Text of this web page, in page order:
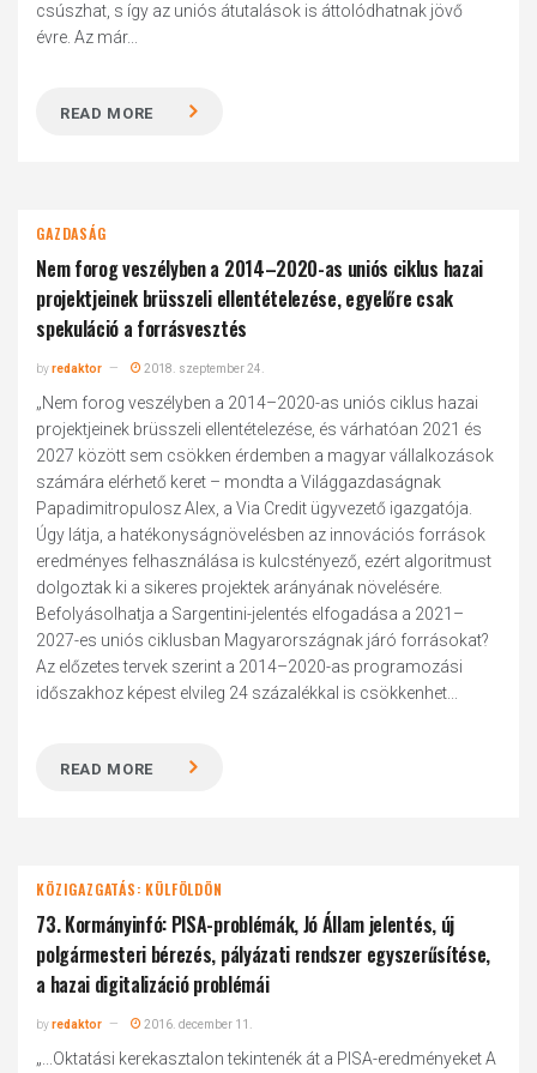
csúszhat, s így az uniós átutalások is áttolódhatnak jövő
évre. Az már...
READ MORE
GAZDASÁG
Nem forog veszélyben a 2014–2020-as uniós ciklus hazai
projektjeinek brüsszeli ellentételezése, egyelőre csak
spekuláció a forrásvesztés
byredaktor 2018. szeptember 24.
„Nem forog veszélyben a 2014–2020-as uniós ciklus hazai
projektjeinek brüsszeli ellentételezése, és várhatóan 2021 és
2027 között sem csökken érdemben a magyar vállalkozások
számára elérhető keret – mondta a Világgazdaságnak
Papadimitropulosz Alex, a Via Credit ügyvezető igazgatója.
Úgy látja, a hatékonyságnövelésben az innovációs források
eredményes felhasználása is kulcstényező, ezért algoritmust
dolgoztak ki a sikeres projektek arányának növelésére.
Befolyásolhatja a Sargentini-jelentés elfogadása a 2021–
2027-es uniós ciklusban Magyarországnak járó forrásokat?
Az előzetes tervek szerint a 2014–2020-as programozási
időszakhoz képest elvileg 24 százalékkal is csökkenhet...
READ MORE
KÖZIGAZGATÁS: KÜLFÖLDÖN
73. Kormányinfó: PISA-problémák, Jó Állam jelentés, új
polgármesteri bérezés, pályázati rendszer egyszerűsítése,
a hazai digitalizáció problémái
byredaktor 2016. december 11.
„...Oktatási kerekasztalon tekintenék át a PISA-eredményeket A